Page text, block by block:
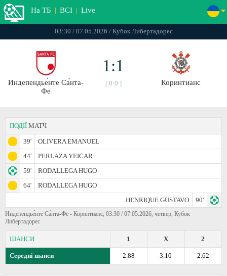
На ТБ | ВСІ | Live
03:30 / 07.05.2026 / Кубок Либертадорес
Индепендье́нте Са́нта-
Фе
1:1
[ 0:0 ] Коринтианс
ПОДІЇ МАТЧ
39'
OLIVERA EMANUEL
44'
PERLAZA YEICAR
59'
RODALLEGA HUGO
64'
RODALLEGA HUGO
HENRIQUE GUSTAVO
90'
Индепендье́нте Са́нта-Фе - Коринтианс, 03:30 / 07.05.2026, четвер, Кубок
Либертадорес
ШАНСИ 2
X
1
Середні шанси 2.62
3.10
2.88